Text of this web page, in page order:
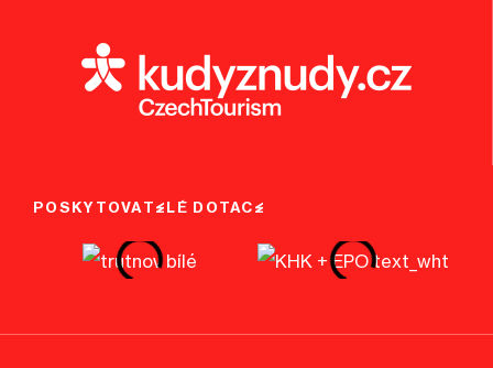
POSKYTOVATELÉ DOTACE